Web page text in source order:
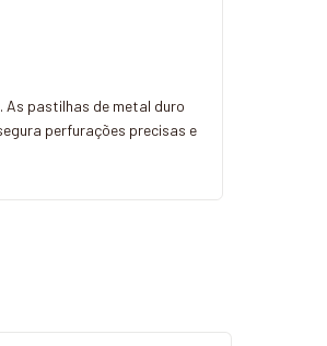
As pastilhas de metal duro
perfurações precisas e